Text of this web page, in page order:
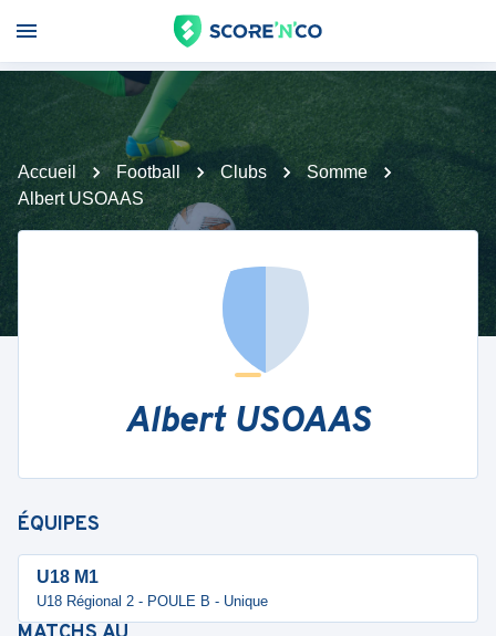
Accueil Football Clubs
Somme
Albert USOAAS
Albert USOAAS
ÉQUIPES
U18 M1
U18 Régional 2 - POULE B - Unique